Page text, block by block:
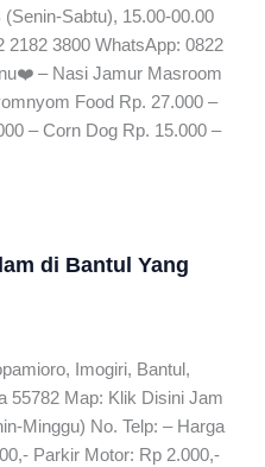
Sabtu), 15.00-00.00
2182 3800 WhatsApp: 0822
– Nasi Jamur Masroom
Food Rp. 27.000 –
– Corn Dog Rp. 15.000 –
di Bantul Yang
Imogiri, Bantul,
55782 Map: Klik Disini Jam
Minggu) No. Telp: – Harga
Parkir Motor: Rp 2.000,-